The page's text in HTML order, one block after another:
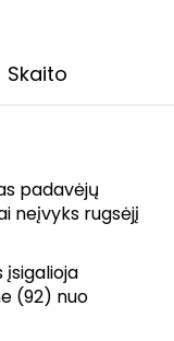
Skaito
padavėjų
neįvyks rugsėjį
įsigalioja
(92) nuo